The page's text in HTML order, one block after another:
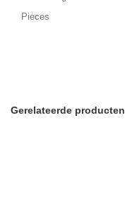
Pieces
Gerelateerde producten